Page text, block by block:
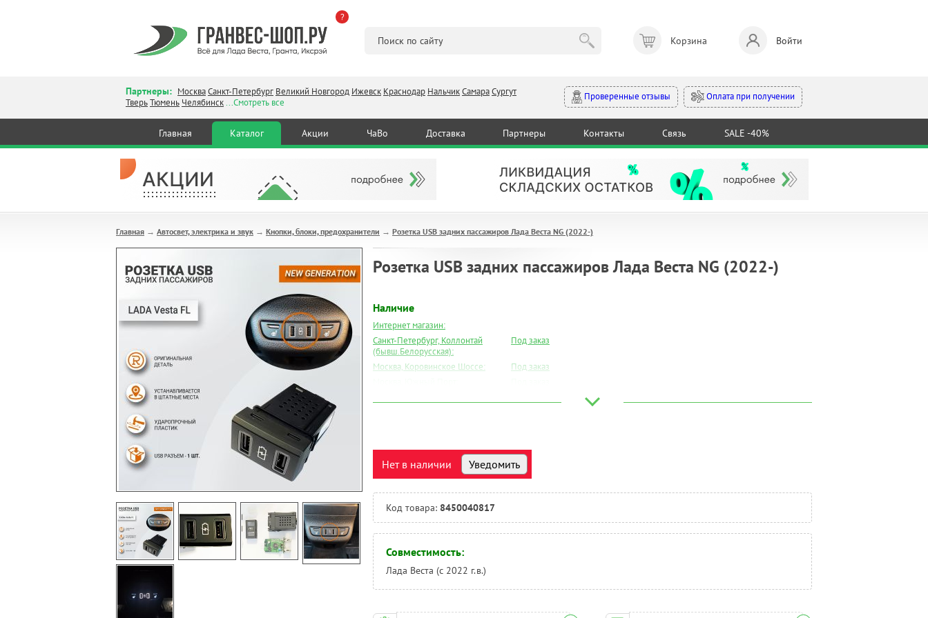
?
Корзина Войти
Партнеры: МоскваСанкт-Петербург Великий Новгород Ижевск Краснодар НальчикСамараСургут
ТверьТюмень Челябинск...Смотреть все
Проверенные отзывы Оплата при получении
Главная Каталог Акции ЧаВо Доставка Партнеры Контакты Связь SALE -40%
Главная → Автосвет, электрика и звук → Кнопки, блоки, предохранители → Розетка USB задних пассажиров Лада Веста NG (2022-)
Розетка USB задних пассажиров Лада Веста NG (2022-)
Наличие
Интернет магазин:
Санкт-Петербург, Коллонтай
(бывш.Белорусская):
Под заказ
Москва, Коровинское Шоссе:
Под заказ
Под заказ
Под заказ
Нет в наличии Уведомить
Код товара: 8450040817
Совместимость:
Лада Веста (с 2022 г.в.)